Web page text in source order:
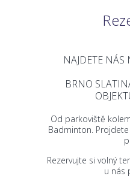
NAJDETE NÁS
BRNO
Od parkoviště
Badminton.
Rezervujte si volný
u nás